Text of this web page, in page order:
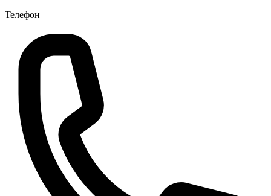
Телефон